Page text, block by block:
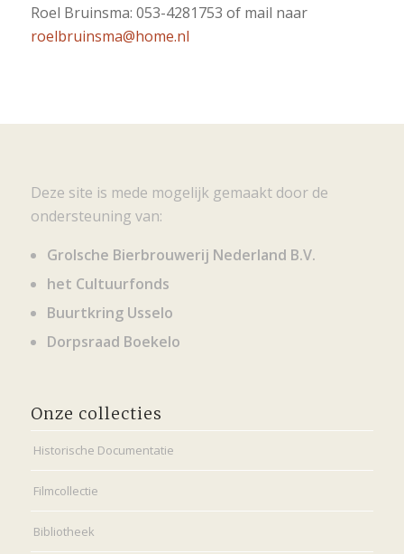
Roel Bruinsma: 053-4281753 of mail naar
roelbruinsma@home.nl
Deze site is mede mogelijk gemaakt door de
ondersteuning van:
Grolsche Bierbrouwerij Nederland B.V.
het Cultuurfonds
Buurtkring Usselo
Dorpsraad Boekelo
Onze collecties
Historische Documentatie
Filmcollectie
Bibliotheek